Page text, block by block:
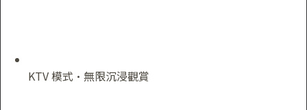
KTV 模式·無限沉浸觀賞